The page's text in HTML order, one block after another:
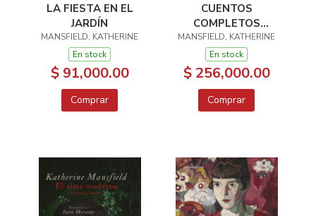
LA FIESTA EN EL
JARDÍN
MANSFIELD, KATHERINE
En stock
$ 91,000.00
Comprar
CUENTOS
COMPLETOS
KATHERINE
MANSFIELD
MANSFIELD, KATHERINE
En stock
$ 256,000.00
Comprar